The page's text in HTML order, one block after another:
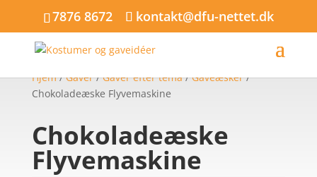
7876 8672 kontakt@dfu-nettet.dk
Hjem/Gaver/Gaver efter tema/Gaveæsker/
Chokoladeæske Flyvemaskine
Chokoladeæske
Flyvemaskine